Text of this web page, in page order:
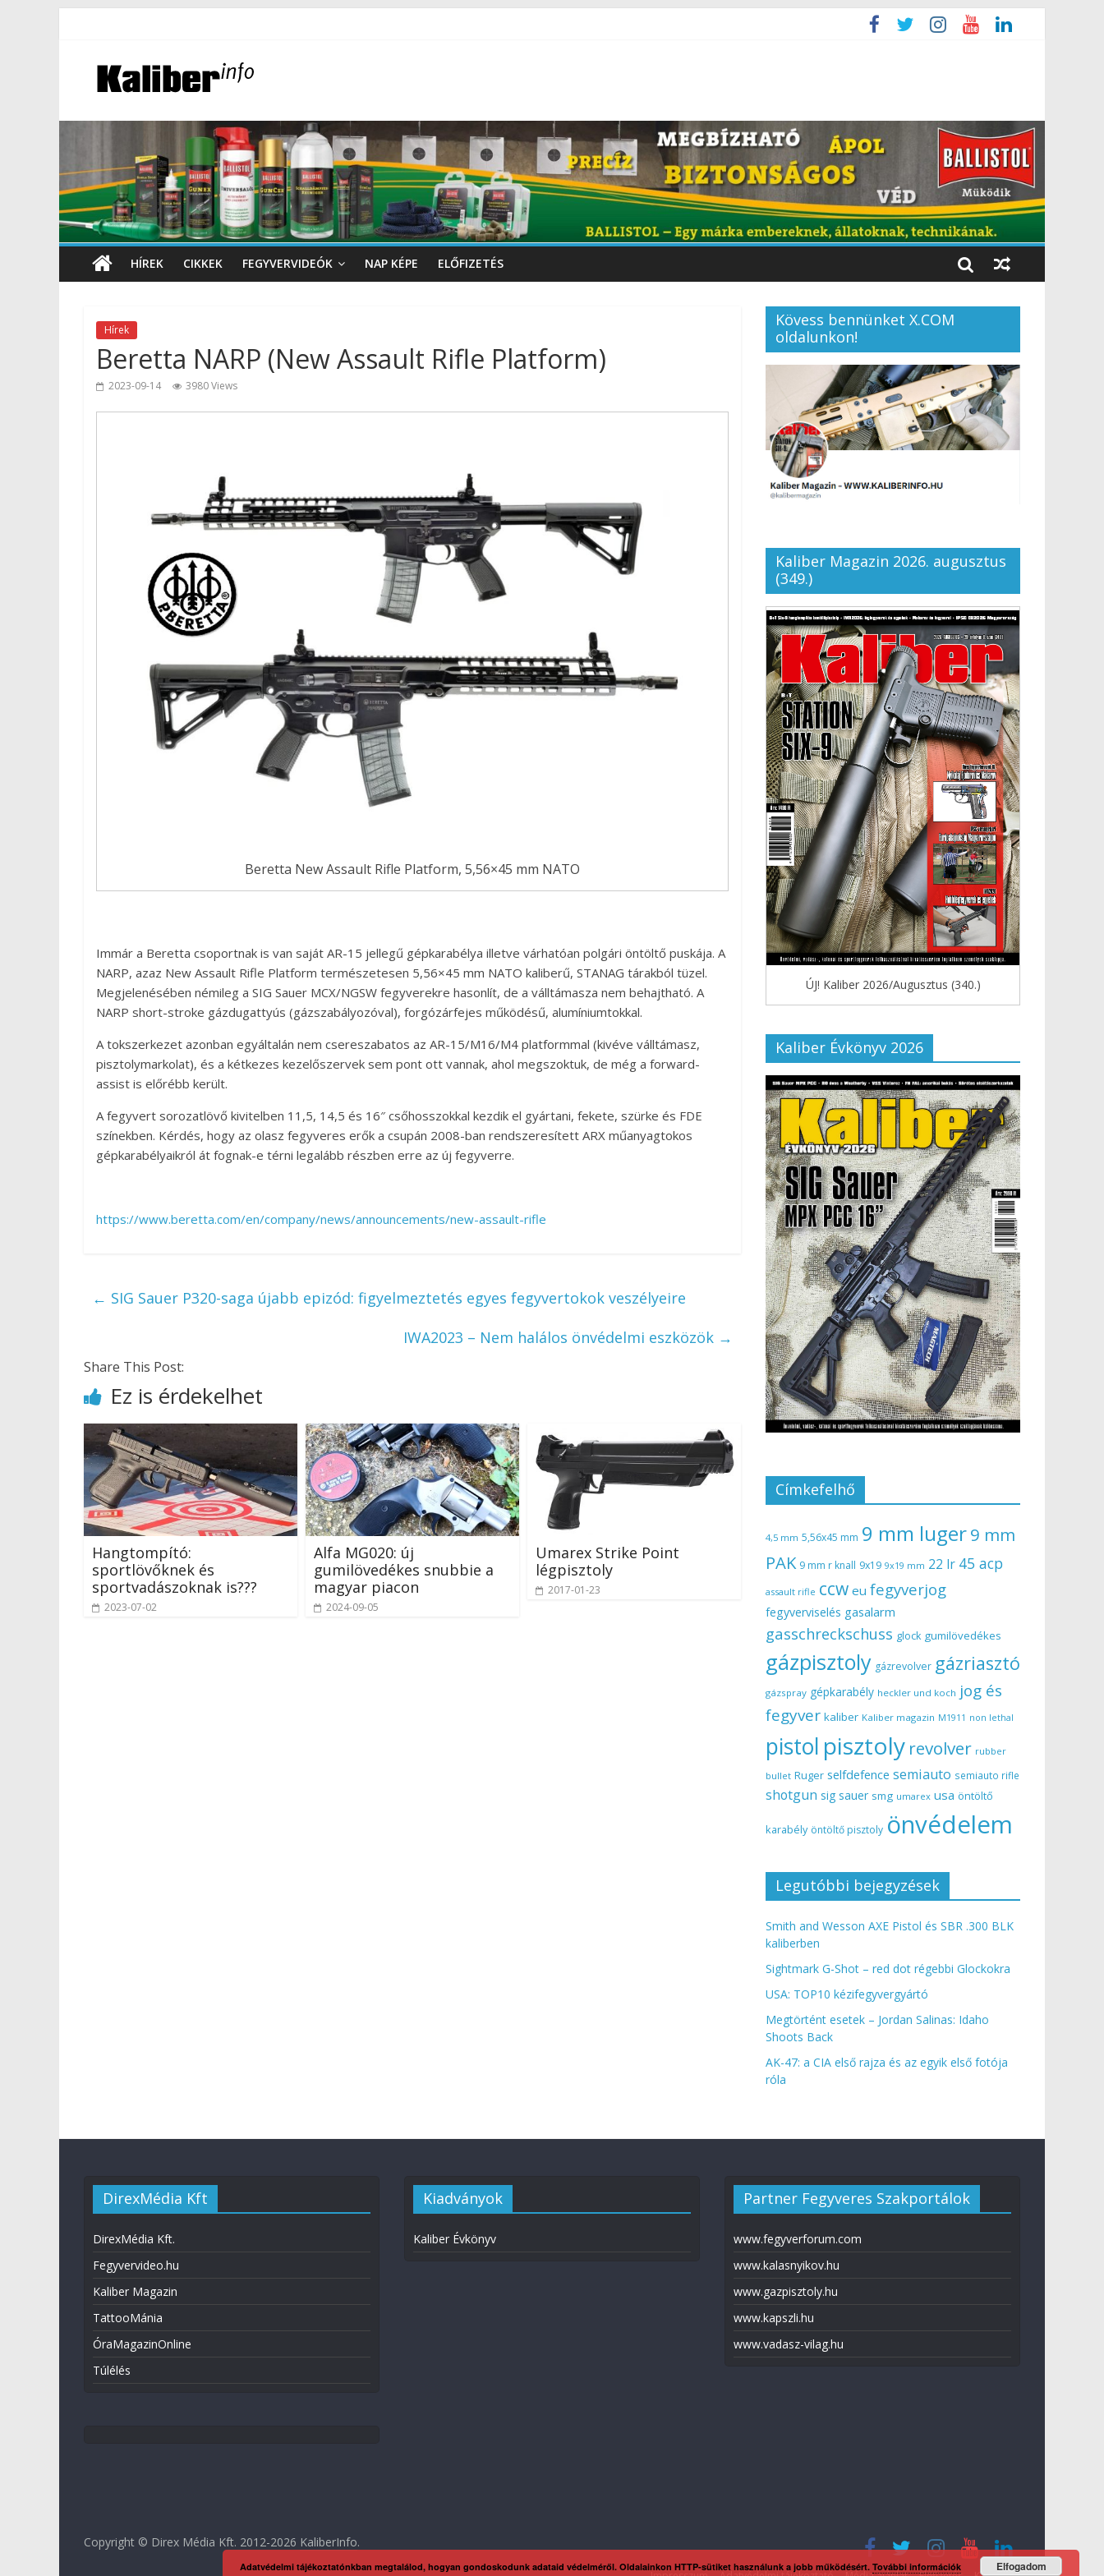
HÍREK CIKKEK FEGYVERVIDEÓK NAP KÉPE ELŐFIZETÉS
Hírek
Beretta NARP (New Assault Rifle Platform)
2023-09-14 3980 Views
Beretta New Assault Rifle Platform, 5,56×45 mm NATO
Immár a Beretta csoportnak is van saját AR-15 jellegű gépkarabélya illetve várhatóan polgári öntöltő puskája. A
NARP, azaz New Assault Rifle Platform természetesen 5,56×45 mm NATO kaliberű, STANAG tárakból tüzel.
Megjelenésében némileg a SIG Sauer MCX/NGSW fegyverekre hasonlít, de a válltámasza nem behajtható. A
NARP short-stroke gázdugattyús (gázszabályozóval), forgózárfejes működésű, alumíniumtokkal.
A tokszerkezet azonban egyáltalán nem csereszabatos az AR-15/M16/M4 platformmal (kivéve válltámasz,
pisztolymarkolat), és a kétkezes kezelőszervek sem pont ott vannak, ahol megszoktuk, de még a forward-
assist is előrébb került.
A fegyvert sorozatlövő kivitelben 11,5, 14,5 és 16″ csőhosszokkal kezdik el gyártani, fekete, szürke és FDE
színekben. Kérdés, hogy az olasz fegyveres erők a csupán 2008-ban rendszeresített ARX műanyagtokos
gépkarabélyaikról át fognak-e térni legalább részben erre az új fegyverre.
https://www.beretta.com/en/company/news/announcements/new-assault-rifle
← SIG Sauer P320-saga újabb epizód: figyelmeztetés egyes fegyvertokok veszélyeire
IWA2023 – Nem halálos önvédelmi eszközök →
Share This Post:
Ez is érdekelhet
Hangtompító:
sportlövőknek és
sportvadászoknak is???
2023-07-02
Alfa MG020: új
gumilövedékes snubbie a
magyar piacon
2024-09-05
Umarex Strike Point
légpisztoly
2017-01-23
Kövess bennünket X.COM
oldalunkon!
Kaliber Magazin 2026. augusztus
(349.)
ÚJ! Kaliber 2026/Augusztus (340.)
Kaliber Évkönyv 2026
Címkefelhő
4,5 mm 5,56x45 mm 9 mm luger9 mm
PAK 9 mm r knall 9x19 9x19 mm 22 lr 45 acp
assault rifle ccw eu fegyverjog
fegyverviselés gasalarm
gasschreckschuss glock gumilövedékes
gázpisztoly gázrevolver gázriasztó
gázspray gépkarabély heckler und koch jog és
fegyver kaliber Kaliber magazin M1911 non lethal
pistol pisztoly revolver rubber
bullet Ruger selfdefence semiauto semiauto rifle
shotgun sig sauer smg umarex usa öntöltő
karabély öntöltő pisztoly önvédelem
Legutóbbi bejegyzések
Smith and Wesson AXE Pistol és SBR .300 BLK
kaliberben
Sightmark G-Shot – red dot régebbi Glockokra
USA: TOP10 kézifegyvergyártó
Megtörtént esetek – Jordan Salinas: Idaho
Shoots Back
AK-47: a CIA első rajza és az egyik első fotója
róla
DirexMédia Kft
DirexMédia Kft.
Fegyvervideo.hu
Kaliber Magazin
TattooMánia
ÓraMagazinOnline
Túlélés
Kiadványok
Kaliber Évkönyv
Partner Fegyveres Szakportálok
www.fegyverforum.com
www.kalasnyikov.hu
www.gazpisztoly.hu
www.kapszli.hu
www.vadasz-vilag.hu
Copyright © Direx Média Kft. 2012-2026 KaliberInfo.
Adatvédelmi tájékoztatónkban megtalálod, hogyan gondoskodunk adataid védelméről. Oldalainkon HTTP-sütiket használunk a jobb működésért. További információk Elfogadom